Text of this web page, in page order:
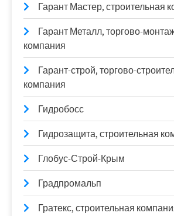
Гарант Мастер, строительная
Гарант Металл, торгово-
компания
Гарант-строй, торгово-
компания
Гидробосс
Гидрозащита, строительная
Глобус-Строй-Крым
Градпромальп
Гратекс, строительная